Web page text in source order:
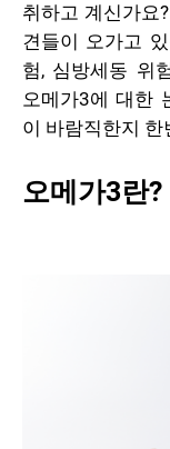
취하고 계신가요
견들이 오가고
험, 심방세동 위
오메가3에 대한
이 바람직한지
오메가3란?